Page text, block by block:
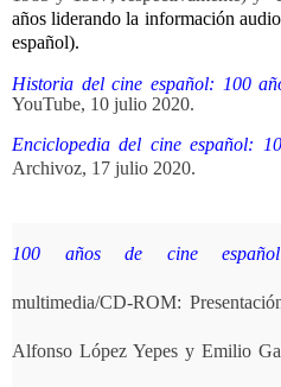
años liderando la información
español).
Historia del cine español: 100
YouTube, 10 julio 2020.
Enciclopedia del cine español:
Archivoz, 17 julio 2020.
100 años de cine español
multimedia/CD-ROM:
Alfonso López Yepes y Emilio